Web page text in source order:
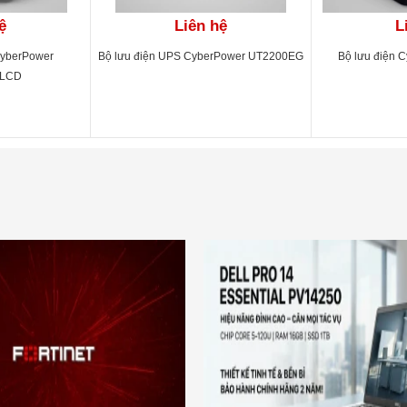
Hệ thống quản lý năng lượng từ SNMP hoặc từ website
12V/9Ah
3 ắc quy
Liên hệ
Bộ lưu điện UPS CyberPower UT2200EG Bộ lưu điện